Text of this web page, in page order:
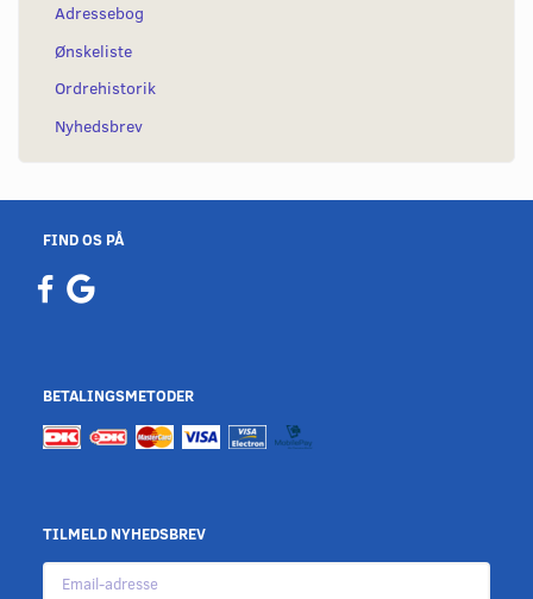
Adressebog
Ønskeliste
Ordrehistorik
Nyhedsbrev
FIND OS PÅ
BETALINGSMETODER
TILMELD NYHEDSBREV
Email-
adresse